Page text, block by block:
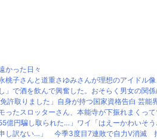
かった日々
桃子さんと道重さゆみさんが理想のアイドル像
」で酒を飲んで興奮した。おそらく男女の関
許取りました」自身が持つ国家資格告白 芸能
ったスロッターさん、本能寺が下振れまくって
億円騙し取られた…」ワイ「はえーかわいそ
し訳ない…」 今季3度目7連敗で自力V消滅